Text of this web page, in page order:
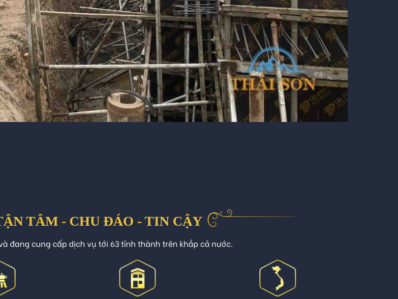
TÂM - CHU ĐÁO - TIN CẬY
và đang cung cấp dịch vụ tới 63 tỉnh thành trên khắp cả nước.